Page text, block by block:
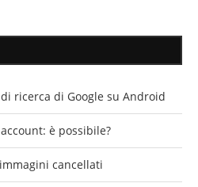
ricerca di Google su Android
è possibile?
cancellati